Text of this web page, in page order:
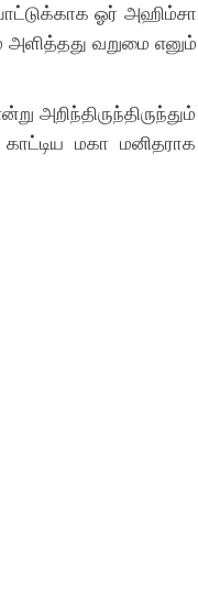
ஓர் அஹிம்சா
வறுமை எனும்
அறிந்திருந்திருந்தும்
மகா மனிதராக